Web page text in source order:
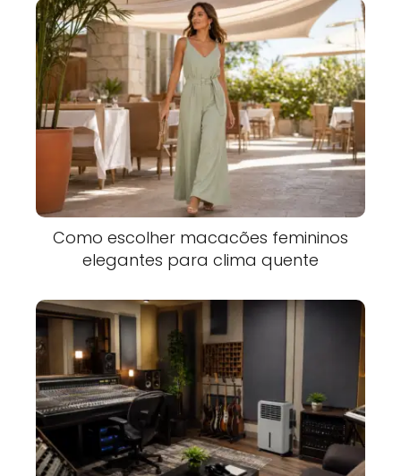
Como escolher macacões femininos
elegantes para clima quente